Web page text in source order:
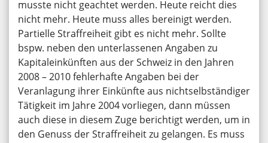
musste nicht geachtet werden. Heute reicht dies
nicht mehr. Heute muss alles bereinigt werden.
Partielle Straffreiheit gibt es nicht mehr. Sollte
bspw. neben den unterlassenen Angaben zu
Kapitaleinkünften aus der Schweiz in den Jahren
2008 – 2010 fehlerhafte Angaben bei der
Veranlagung ihrer Einkünfte aus nichtselbständiger
Tätigkeit im Jahre 2004 vorliegen, dann müssen
auch diese in diesem Zuge berichtigt werden, um in
den Genuss der Straffreiheit zu gelangen. Es muss